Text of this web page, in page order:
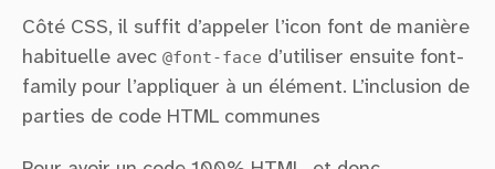
Côté CSS, il suffit d’appeler l’icon font de manière
habituelle avec @font-face d’utiliser ensuite font-
family pour l’appliquer à un élément. L’inclusion de
parties de code HTML communes